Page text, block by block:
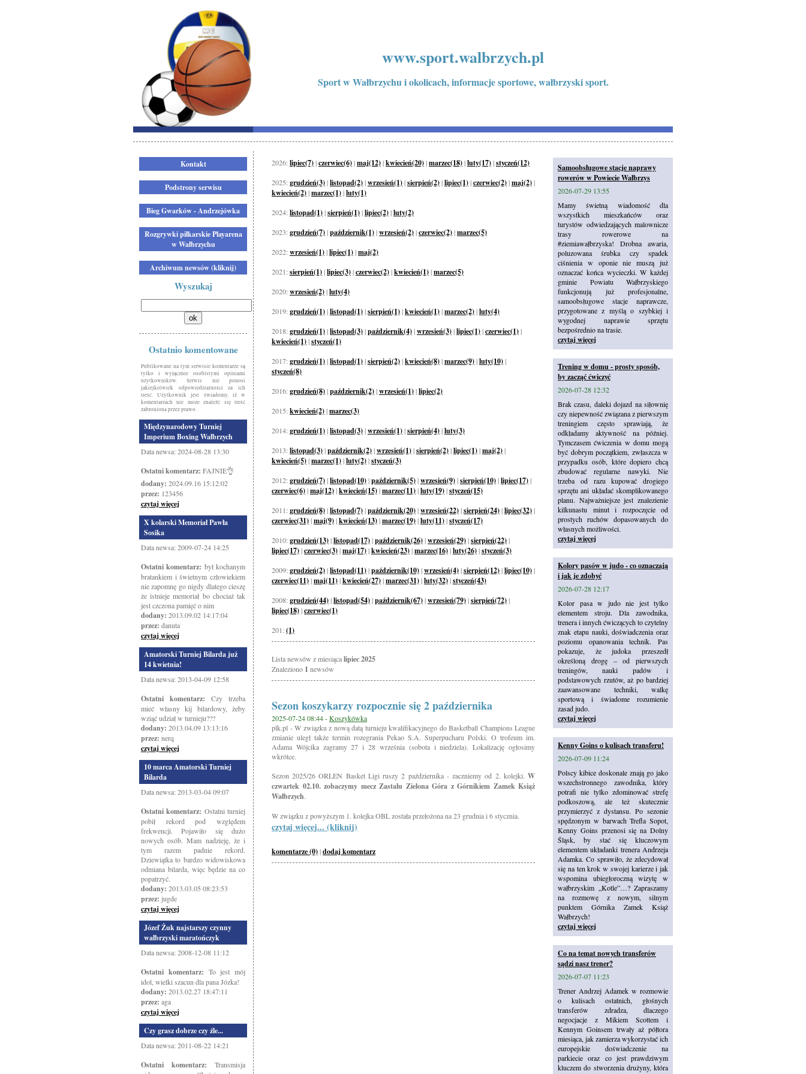
www.sport.walbrzych.pl
Sport w Wałbrzychu i okolicach, informacje sportowe, wałbrzyski sport.
Kontakt
Podstrony serwisu
Bieg Gwarków - Andrzejówka
Rozgrywki piłkarskie Playarena
w Wałbrzychu
Archiwum newsów (kliknij)
Wyszukaj
Ostatnio komentowane
Publikowane na tym serwisie komentarze są
tylko i wyłącznie osobistymi opiniami
użytkowników. Serwis nie ponosi
jakiejkolwiek odpowiedzialności za ich
treść. Użytkownik jest świadomy, iż w
komentarzach nie może znaleźć się treść
zabroniona przez prawo.
Międzynarodowy Turniej
Imperium Boxing Wałbrzych
Data newsa: 2024-08-28 13:30
Ostatni komentarz: FAJNIE👌
dodany: 2024.09.16 15:12:02
przez: 123456
czytaj więcej
X kolarski Memoriał Pawła
Sosika
Data newsa: 2009-07-24 14:25
Ostatni komentarz: był kochanym
bratankiem i świetnym człowiekiem
nie zapomnę go nigdy dlatego cieszę
że istnieje memoriał bo chociaż tak
jest czczona pamięć o nim
dodany: 2013.09.02 14:17:04
przez: danuta
czytaj więcej
Amatorski Turniej Bilarda już
14 kwietnia!
Data newsa: 2013-04-09 12:58
Ostatni komentarz: Czy trzeba
mieć własny kij bilardowy, żeby
wziąć udział w turnieju???
dodany: 2013.04.09 13:13:16
przez: nerq
czytaj więcej
10 marca Amatorski Turniej
Bilarda
Data newsa: 2013-03-04 09:07
Ostatni komentarz: Ostatni turniej
pobił rekord pod względem
frekwencji. Pojawiło się dużo
nowych osób. Mam nadzieję, że i
tym razem padnie rekord.
Dziewiątka to bardzo widowiskowa
odmiana bilarda, więc będzie na co
popatrzyć.
dodany: 2013.03.05 08:23:53
przez: jugde
czytaj więcej
Józef Żuk najstarszy czynny
wałbrzyski maratończyk
Data newsa: 2008-12-08 11:12
Ostatni komentarz: To jest mój
idol, wielki szacun dla pana Józka!
dodany: 2013.02.27 18:47:11
przez: aga
czytaj więcej
Czy grasz dobrze czy źle...
Data newsa: 2011-08-22 14:21
Ostatni komentarz: Transmisja
2026:lipiec(7)|czerwiec(6)|maj(12)|kwiecień(20)|marzec(18)|luty(17)|styczeń(12)
2025:grudzień(3)|listopad(2)|wrzesień(1)|sierpień(2)|lipiec(1)|czerwiec(2)|maj(2)|
kwiecień(2)|marzec(1)|luty(1)
2024:listopad(1)|sierpień(1)|lipiec(2)|luty(2)
2023:grudzień(7)|październik(1)|wrzesień(2)|czerwiec(2)|marzec(5)
2022:wrzesień(1)|lipiec(1)|maj(2)
2021:sierpień(1)|lipiec(3)|czerwiec(2)|kwiecień(1)|marzec(5)
2020:wrzesień(2)|luty(4)
2019:grudzień(1)|listopad(1)|sierpień(1)|kwiecień(1)|marzec(2)|luty(4)
2018:grudzień(1)|listopad(3)|październik(4)|wrzesień(3)|lipiec(1)|czerwiec(1)|
kwiecień(1)|styczeń(1)
2017:grudzień(1)|listopad(1)|sierpień(2)|kwiecień(8)|marzec(9)|luty(10)|
styczeń(8)
2016:grudzień(8)|październik(2)|wrzesień(1)|lipiec(2)
2015:kwiecień(2)|marzec(3)
2014:grudzień(1)|listopad(3)|wrzesień(1)|sierpień(4)|luty(3)
2013:listopad(3)|październik(2)|wrzesień(1)|sierpień(2)|lipiec(1)|maj(2)|
kwiecień(5)|marzec(1)|luty(2)|styczeń(3)
2012:grudzień(7)|listopad(10)|październik(5)|wrzesień(9)|sierpień(10)|lipiec(17)|
czerwiec(6)|maj(12)|kwiecień(15)|marzec(11)|luty(19)|styczeń(15)
2011:grudzień(8)|listopad(7)|październik(20)|wrzesień(22)|sierpień(24)|lipiec(32)|
czerwiec(31)|maj(9)|kwiecień(13)|marzec(19)|luty(11)|styczeń(17)
2010:grudzień(13)|listopad(17)|październik(26)|wrzesień(29)|sierpień(22)|
lipiec(17)|czerwiec(3)|maj(17)|kwiecień(23)|marzec(16)|luty(26)|styczeń(3)
2009:grudzień(2)|listopad(11)|październik(10)|wrzesień(4)|sierpień(12)|lipiec(10)|
czerwiec(11)|maj(11)|kwiecień(27)|marzec(31)|luty(32)|styczeń(43)
2008:grudzień(44)|listopad(54)|październik(67)|wrzesień(79)|sierpień(72)|
lipiec(18)|czerwiec(1)
201:(1)
Lista newsów z miesiącalipiec 2025
Znaleziono 1 newsów
Sezon koszykarzy rozpocznie się 2 października
2025-07-24 08:44 -Koszykówka
plk.pl - W związku z nową datą turnieju kwalifikacyjnego do Basketball Champions League
zmianie uległ także termin rozegrania Pekao S.A. Superpucharu Polski. O trofeum im.
Adama Wójcika zagramy 27 i 28 września (sobota i niedziela). Lokalizację ogłosimy
wkrótce.
Sezon 2025/26 ORLEN Basket Ligi ruszy 2 października - zaczniemy od 2. kolejki. W
czwartek 02.10. zobaczymy mecz Zastalu Zielona Góra z Górnikiem Zamek Książ
Wałbrzych.
W związku z powyższym 1. kolejka OBL została przełożona na 23 grudnia i 6 stycznia.
czytaj więcej... (kliknij)
komentarze (0)|dodaj komentarz
Samoobsługowe stacje naprawy
rowerów w Powiecie Wałbrzys
2026-07-29 13:55
Mamy świetną wiadomość dla
wszystkich mieszkańców oraz
turystów odwiedzających malownicze
trasy rowerowe na
#ziemiawałbrzyska! Drobna awaria,
poluzowana śrubka czy spadek
ciśnienia w oponie nie muszą już
oznaczać końca wycieczki. W każdej
gminie Powiatu Wałbrzyskiego
funkcjonują już profesjonalne,
samoobsługowe stacje naprawcze,
przygotowane z myślą o szybkiej i
wygodnej naprawie sprzętu
bezpośrednio na trasie.
czytaj więcej
Trening w domu - prosty sposób,
by zacząć ćwiczyć
2026-07-28 12:32
Brak czasu, daleki dojazd na siłownię
czy niepewność związana z pierwszym
treningiem często sprawiają, że
odkładamy aktywność na później.
Tymczasem ćwiczenia w domu mogą
być dobrym początkiem, zwłaszcza w
przypadku osób, które dopiero chcą
zbudować regularne nawyki. Nie
trzeba od razu kupować drogiego
sprzętu ani układać skomplikowanego
planu. Najważniejsze jest znalezienie
kilkunastu minut i rozpoczęcie od
prostych ruchów dopasowanych do
własnych możliwości.
czytaj więcej
Kolory pasów w judo - co oznaczają
i jak je zdobyć
2026-07-28 12:17
Kolor pasa w judo nie jest tylko
elementem stroju. Dla zawodnika,
trenera i innych ćwiczących to czytelny
znak etapu nauki, doświadczenia oraz
poziomu opanowania technik. Pas
pokazuje, że judoka przeszedł
określoną drogę – od pierwszych
treningów, nauki padów i
podstawowych rzutów, aż po bardziej
zaawansowane techniki, walkę
sportową i świadome rozumienie
zasad judo.
czytaj więcej
Kenny Goins o kulisach transferu!
2026-07-09 11:24
Polscy kibice doskonale znają go jako
wszechstronnego zawodnika, który
potrafi nie tylko zdominować strefę
podkoszową, ale też skutecznie
przymierzyć z dystansu. Po sezonie
spędzonym w barwach Trefla Sopot,
Kenny Goins przenosi się na Dolny
Śląsk, by stać się kluczowym
elementem układanki trenera Andrzeja
Adamka. Co sprawiło, że zdecydował
się na ten krok w swojej karierze i jak
wspomina ubiegłoroczną wizytę w
wałbrzyskim „Kotle”…? Zapraszamy
na rozmowę z nowym, silnym
punktem Górnika Zamek Książ
Wałbrzych!
czytaj więcej
Co na temat nowych transferów
sądzi nasz trener?
2026-07-07 11:23
Trener Andrzej Adamek w rozmowie
o kulisach ostatnich, głośnych
transferów zdradza, dlaczego
negocjacje z Mikiem Scottem i
Kennym Goinsem trwały aż półtora
miesiąca, jak zamierza wykorzystać ich
europejskie doświadczenie na
parkiecie oraz co jest prawdziwym
kluczem do stworzenia drużyny, która